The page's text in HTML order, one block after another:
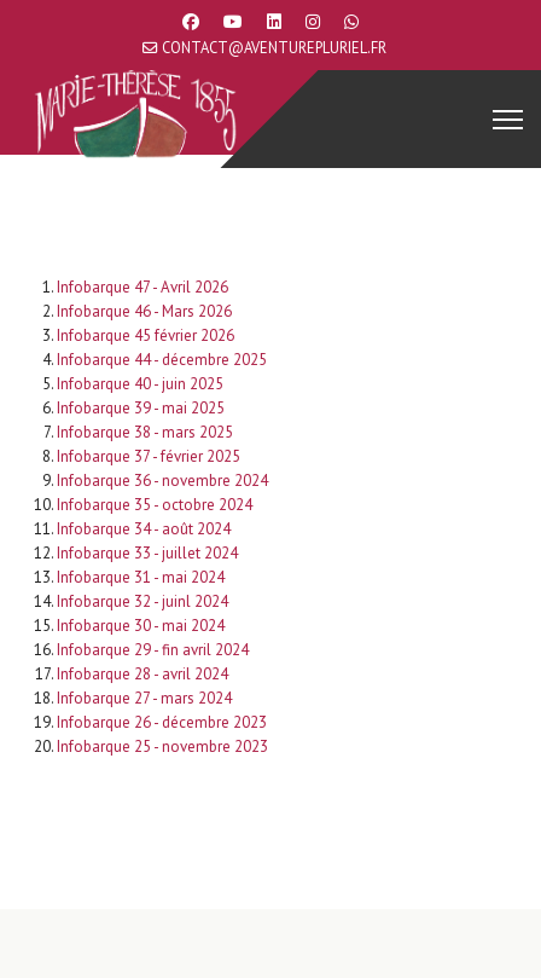
CONTACT@AVENTUREPLURIEL.FR
Infobarque 47 - Avril 2026
Infobarque 46 - Mars 2026
Infobarque 45 février 2026
Infobarque 44 - décembre 2025
Infobarque 40 - juin 2025
Infobarque 39 - mai 2025
Infobarque 38 - mars 2025
Infobarque 37 - février 2025
Infobarque 36 - novembre 2024
Infobarque 35 - octobre 2024
Infobarque 34 - août 2024
Infobarque 33 - juillet 2024
Infobarque 31 - mai 2024
Infobarque 32 - juinl 2024
Infobarque 30 - mai 2024
Infobarque 29 - fin avril 2024
Infobarque 28 - avril 2024
Infobarque 27 - mars 2024
Infobarque 26 - décembre 2023
Infobarque 25 - novembre 2023